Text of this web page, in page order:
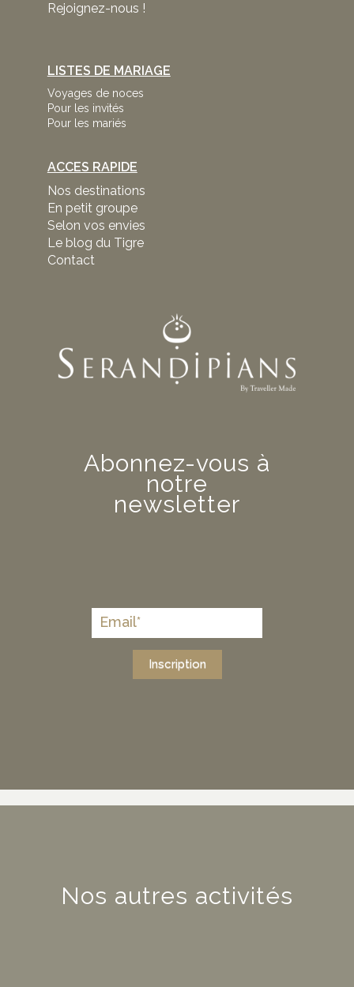
Rejoignez-nous !
LISTES DE MARIAGE
Voyages de noces
Pour les invités
Pour les mariés
ACCES RAPIDE
Nos destinations
En petit groupe
Selon vos envies
Le blog du Tigre
Contact
Abonnez-vous à
notre
newsletter
Inscription
Nos autres activités